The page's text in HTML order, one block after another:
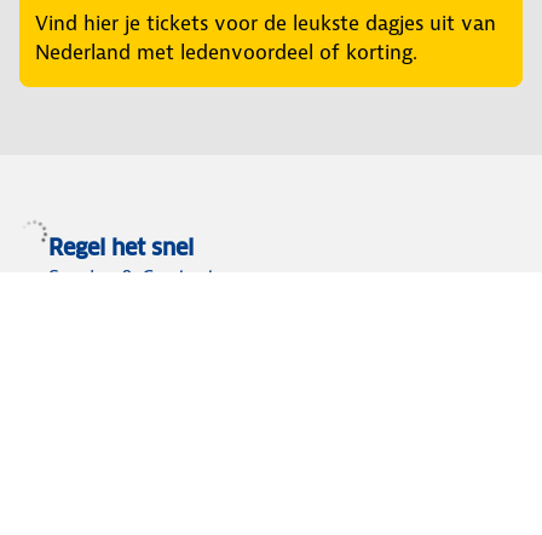
Vind hier je tickets voor de leukste dagjes uit van
Nederland met ledenvoordeel of korting.
Regel het snel
Service & Contact